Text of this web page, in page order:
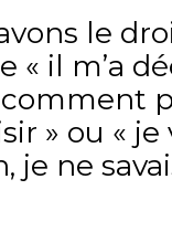
le
« il m’a
» ou «
ne